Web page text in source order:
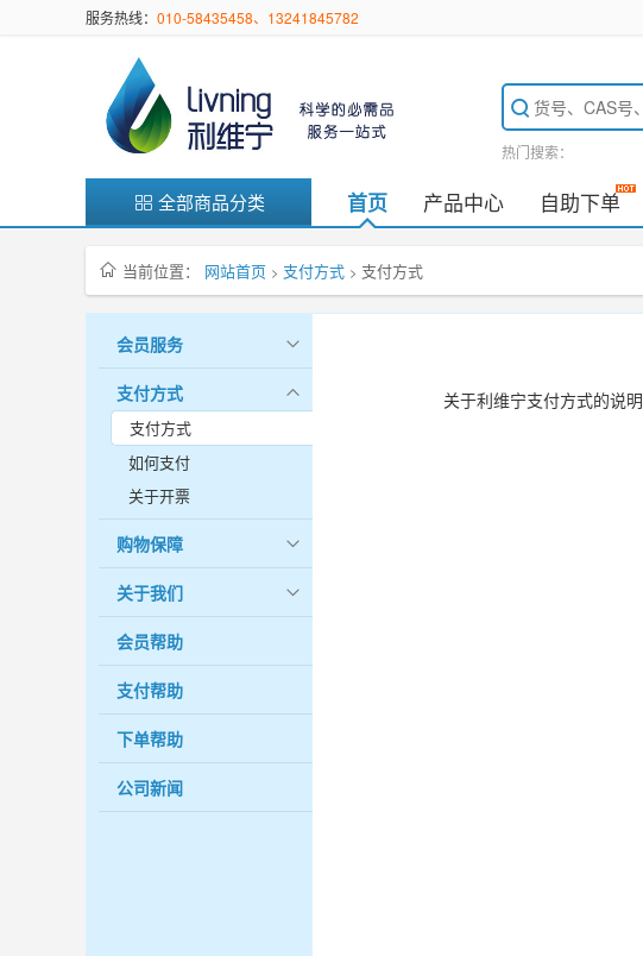
服务热线： 010-58435458、13241845782
热门搜索：
全部商品分类 首页 产品中心 自助下单
当前位置： 网站首页 > 支付方式 > 支付方式
会员服务
支付方式
支付方式
如何支付
关于开票
购物保障
关于我们
会员帮助
支付帮助
下单帮助
公司新闻
关于利维宁支付方式的说明